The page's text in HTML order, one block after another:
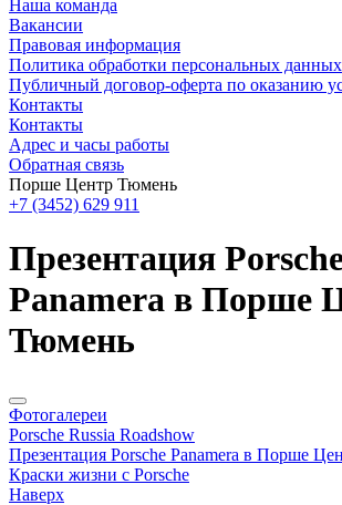
Наша команда
Вакансии
Правовая информация
Политика обработки персональных данных
Публичный договор-оферта по оказанию
Контакты
Контакты
Адрес и часы работы
Обратная связь
Порше Центр Тюмень
+7 (3452) 629 911
Презентация
Panamera в Порше
Тюмень
Фотогалереи
Porsche Russia Roadshow
Презентация Porsche Panamera в Порше
Краски жизни с Porsche
Наверх